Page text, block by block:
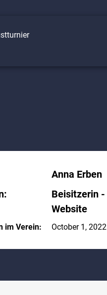
Anna Erben
Beisitzerin -
Website
im Verein: October 1, 2022